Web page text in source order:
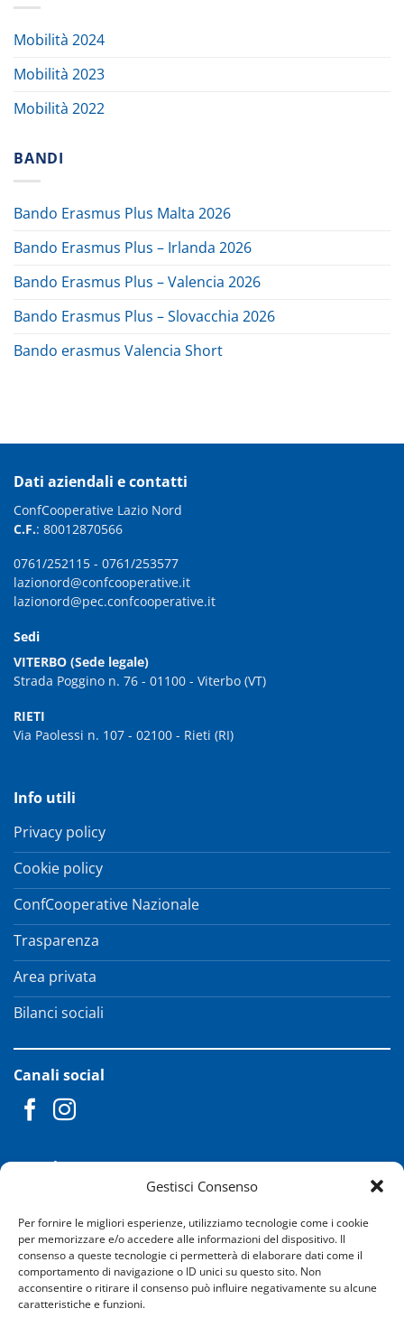
Gestisci Consenso
Per fornire le migliori esperienze, utilizziamo tecnologie come i cookie
per memorizzare e/o accedere alle informazioni del dispositivo. Il
consenso a queste tecnologie ci permetterà di elaborare dati come il
comportamento di navigazione o ID unici su questo sito. Non
acconsentire o ritirare il consenso può influire negativamente su alcune
caratteristiche e funzioni.
Mobilità 2024
Mobilità 2023
Mobilità 2022
BANDI
Bando Erasmus Plus Malta 2026
Bando Erasmus Plus – Irlanda 2026
Bando Erasmus Plus – Valencia 2026
Bando Erasmus Plus – Slovacchia 2026
Bando erasmus Valencia Short
Dati aziendali e contatti
ConfCooperative Lazio Nord
C.F.: 80012870566
0761/252115 - 0761/253577
lazionord@confcooperative.it
lazionord@pec.confcooperative.it
Sedi
VITERBO (Sede legale)
Strada Poggino n. 76 - 01100 - Viterbo (VT)
RIETI
Via Paolessi n. 107 - 02100 - Rieti (RI)
Info utili
Privacy policy
Cookie policy
ConfCooperative Nazionale
Trasparenza
Area privata
Bilanci sociali
Canali social
Newsletter
Rimani collegato. Iscrivi alla nostra newsletter.
Ho letto e accetto i termini e le condizioni